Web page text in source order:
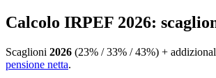
Calcolo IRPEF 2026:
Scaglioni 2026 (23% / 33% / 43%) +
pensione netta.